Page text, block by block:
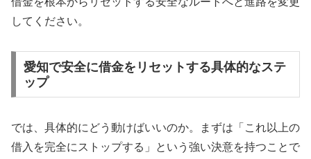
してください。
愛知で安全に借金をリセットする具体的なステ
ップ
では、具体的にどう動けばいいのか。まずは「これ以上の
借入を完全にストップする」という強い決意を持つことで